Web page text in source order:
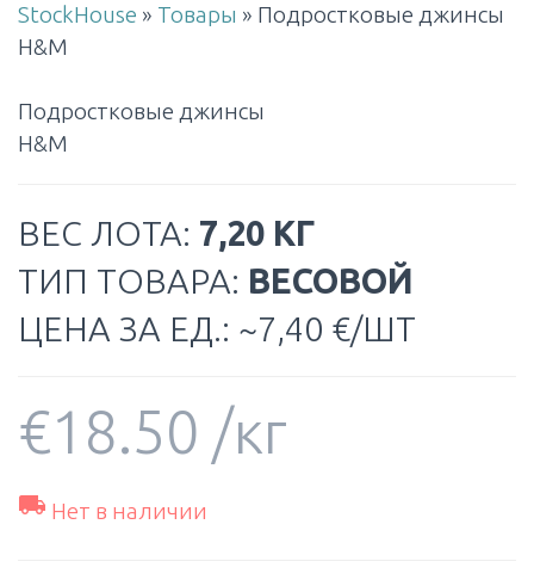
StockHouse » Товары » Подростковые джинсы
H&M
Подростковые джинсы
H&M
ВЕС ЛОТА: 7,20 КГ
ТИП ТОВАРА: ВЕСОВОЙ
ЦЕНА ЗА ЕД.: ~7,40 €/ШТ
€18.50 /кг
 Нет в наличии